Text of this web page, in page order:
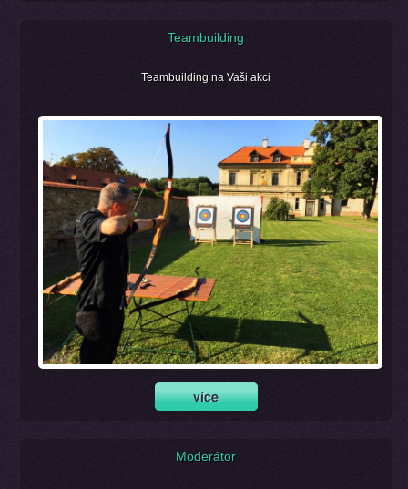
Teambuilding
Teambuilding na Vaši akci
Moderátor